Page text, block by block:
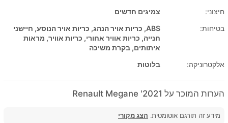
חיצוני:
צמיגים חדשים
בטיחות:
ABS, כריות אויר הנהג, כריות אויר הנוסע, חיישני
חנייה, כריות אוויר אחורי, כריות אוויר, מראות
איתותים, בקרת משיכה
אלקטרוניקה:
בלוטות
הערות המוכר על 2021' Renault Megane
מידע זה תורגם אוטומטית. הצג מקורי